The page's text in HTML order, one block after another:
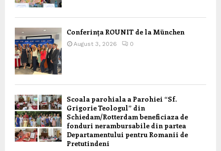
Conferința ROUNIT de la München
August 3, 2026 0
Scoala parohiala a Parohiei “Sf.
Grigorie Teologul” din
Schiedam/Rotterdam beneficiaza de
fonduri nerambursabile din partea
Departamentului pentru Romanii de
Pretutindeni